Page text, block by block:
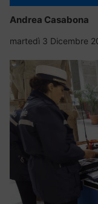
Andrea Casabona
martedì 3 Dicembre